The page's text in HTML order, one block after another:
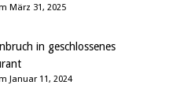
März 31, 2025
in geschlossenes
Januar 11, 2024